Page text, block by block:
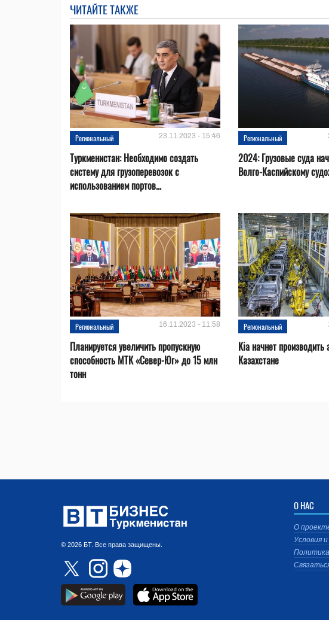
ЧИТАЙТЕ ТАКЖЕ
Региональный 23.11.2023 - 15:46
Туркменистан: Необходимо создать
систему для грузоперевозок с
использованием портов...
Региональный
2024: Грузовые суда
Волго-Каспийскому
Региональный 16.11.2023 - 11:58
Планируется увеличить пропускную
способность МТК «Север-Юг» до 15 млн
тонн
Региональный
Kia начнет производить
Казахстане
© 2026 БТ. Все права защищены.
О НАС
О
Условия